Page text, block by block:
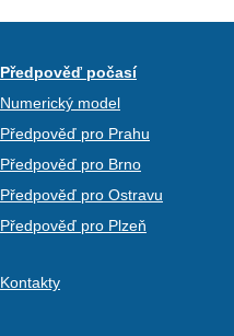
Předpověď počasí
Numerický model
Předpověď pro Prahu
Předpověď pro Brno
Předpověď pro Ostravu
Předpověď pro Plzeň
Kontakty